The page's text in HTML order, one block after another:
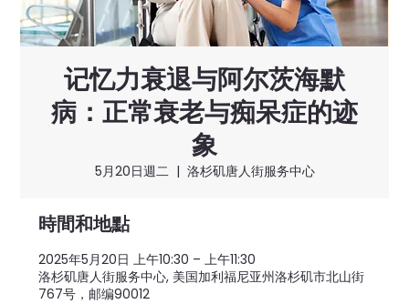
记忆力衰退与阿尔茨海默
病：正常衰老与痴呆症的迹
象
5月20日週二
  |
洛杉矶唐人街服务中心
時間和地點
2025年5月20日 上午10:30 – 上午11:30
洛杉矶唐人街服务中心, 美国加利福尼亚州洛杉矶市北山街
767号，邮编90012